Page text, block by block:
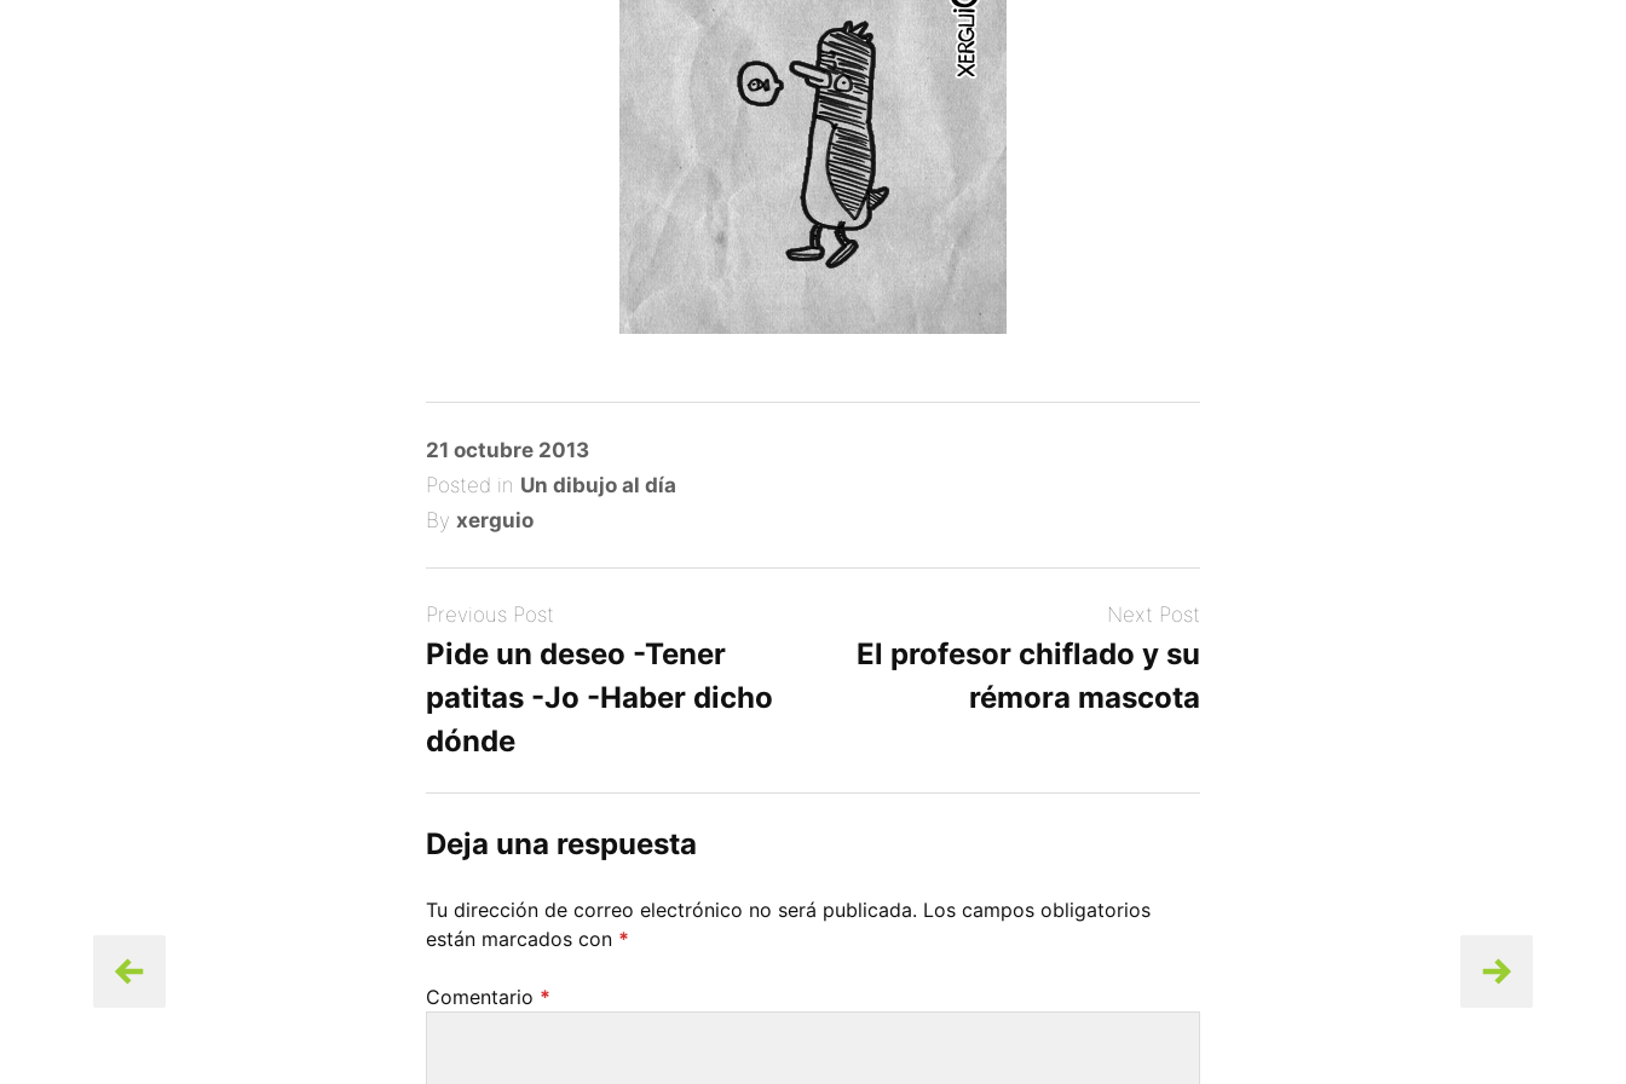
Posted
on
21 octubre 2013
Posted in Un dibujo al día
By xerguio
Previous Post
Pide un deseo -Tener
patitas -Jo -Haber dicho
dónde
Next Post
El profesor chiflado y su
rémora mascota
Deja una respuesta
Tu dirección de correo electrónico no será publicada. Los campos obligatorios
están marcados con *
Comentario *